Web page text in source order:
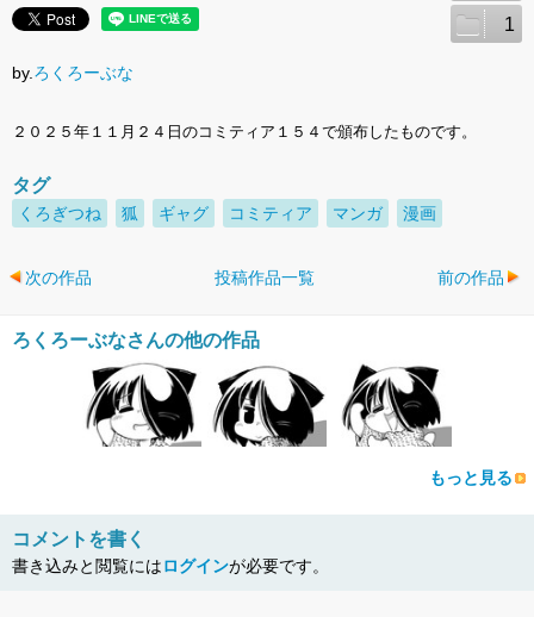
1
by. ろくろーぶな
２０２５年１１月２４日のコミティア１５４で頒布したものです。
タグ
くろぎつね 狐 ギャグ コミティア マンガ 漫画
次の作品 投稿作品一覧 前の作品
ろくろーぶなさんの他の作品
もっと見る
コメントを書く
書き込みと閲覧にはログインが必要です。